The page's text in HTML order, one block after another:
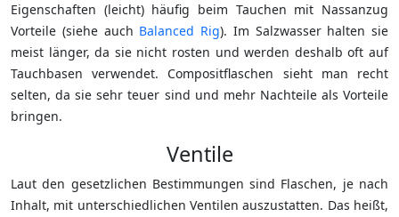
Eigenschaften (leicht) häufig beim Tauchen mit Nassanzug
Vorteile (siehe auch Balanced Rig). Im Salzwasser halten sie
meist länger, da sie nicht rosten und werden deshalb oft auf
Tauchbasen verwendet. Compositflaschen sieht man recht
selten, da sie sehr teuer sind und mehr Nachteile als Vorteile
bringen.
Ventile
Laut den gesetzlichen Bestimmungen sind Flaschen, je nach
Inhalt, mit unterschiedlichen Ventilen auszustatten. Das heißt,